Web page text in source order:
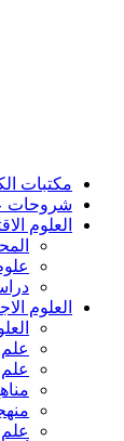
مكتبات
شروحات
العلوم
العلوم
علم
علم